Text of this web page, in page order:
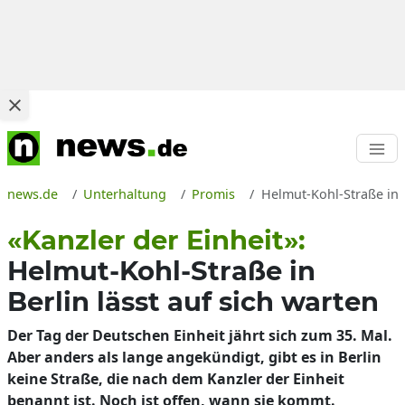
news.de Unterhaltung Promis Helmut-Kohl-Straße in
«Kanzler der Einheit»:
Helmut-Kohl-Straße in
Berlin lässt auf sich warten
Der Tag der Deutschen Einheit jährt sich zum 35. Mal.
Aber anders als lange angekündigt, gibt es in Berlin
keine Straße, die nach dem Kanzler der Einheit
benannt ist. Noch ist offen, wann sie kommt.